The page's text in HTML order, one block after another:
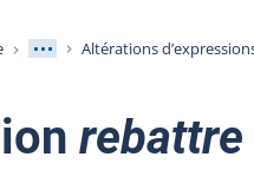
Afficher les niveaux
Altérations